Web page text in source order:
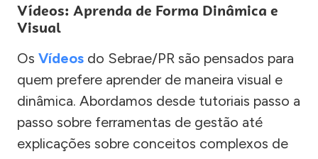
Vídeos: Aprenda de Forma Dinâmica e
Visual
Os Vídeos do Sebrae/PR são pensados para
quem prefere aprender de maneira visual e
dinâmica. Abordamos desde tutoriais passo a
passo sobre ferramentas de gestão até
explicações sobre conceitos complexos de